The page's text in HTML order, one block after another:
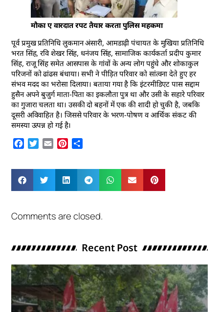
मौका ए वारदात रपट तैयार करता पुलिस महकमा
पूर्व प्रमुख प्रतिनिधि लुकमान अंसारी, आमडाढ़ी पंचायत के मुखिया प्रतिनिधि
भरत सिंह, रवि शेखर सिंह, धनंजय सिंह, सामाजिक कार्यकर्ता प्रदीप कुमार
सिंह, राजू सिंह समेत आसपास के गांवों के अन्य लोग पहुंचे और शोकाकुल
परिजनों को ढांढस बंधाया। सभी ने पीड़ित परिवार को सांत्वना देते हुए हर
संभव मदद का भरोसा दिलाया। बताया गया है कि इंटरमीडिएट पास सद्दाम
हुसैन अपने बुजुर्ग माता-पिता का इकलौता पुत्र था और उसी के सहारे परिवार
का गुजारा चलता था। उसकी दो बहनों में एक की शादी हो चुकी है, जबकि
दूसरी अविवाहित है। जिससे परिवार के भरण-पोषण व आर्थिक संकट की
समस्या उत्पन्न हो गई है।
Facebook
Twitter
Email Pinterest
Comments are closed.
Recent Post